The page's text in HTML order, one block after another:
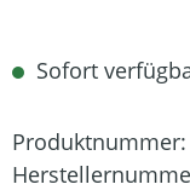
Sofort
Produktnummer: